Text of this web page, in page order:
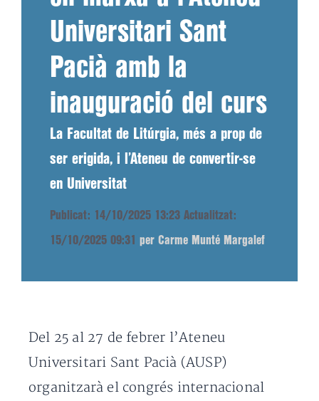
Universitari Sant
Pacià amb la
inauguració del curs
La Facultat de Litúrgia, més a prop de
ser erigida, i l’Ateneu de convertir-se
en Universitat
Publicat: 14/10/2025 13:23 Actualitzat:
15/10/2025 09:31 per Carme Munté Margalef
Del 25 al 27 de febrer l’Ateneu
Universitari Sant Pacià (AUSP)
organitzarà el congrés internacional